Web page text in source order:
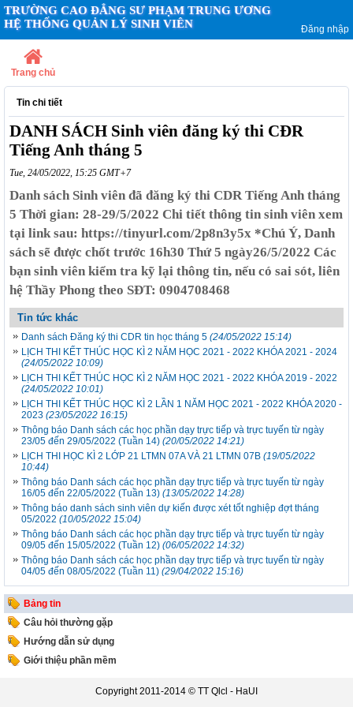
TRƯỜNG CAO ĐẲNG SƯ PHẠM TRUNG ƯƠNG
HỆ THỐNG QUẢN LÝ SINH VIÊN
Đăng nhập
Trang chủ
Tin chi tiết
DANH SÁCH Sinh viên đăng ký thi CĐR
Tiếng Anh tháng 5
Tue, 24/05/2022, 15:25 GMT+7
Danh sách Sinh viên đã đăng ký thi CDR Tiếng Anh tháng
5 Thời gian: 28-29/5/2022 Chi tiết thông tin sinh viên xem
tại link sau: https://tinyurl.com/2p8n3y5x *Chú Ý, Danh
sách sẽ được chốt trước 16h30 Thứ 5 ngày26/5/2022 Các
bạn sinh viên kiểm tra kỹ lại thông tin, nếu có sai sót, liên
hệ Thầy Phong theo SĐT: 0904708468
Tin tức khác
Danh sách Đăng ký thi CDR tin học tháng 5 (24/05/2022 15:14)
LỊCH THI KẾT THÚC HỌC KÌ 2 NĂM HỌC 2021 - 2022 KHÓA 2021 - 2024
(24/05/2022 10:09)
LỊCH THI KẾT THÚC HỌC KÌ 2 NĂM HỌC 2021 - 2022 KHÓA 2019 - 2022
(24/05/2022 10:01)
LỊCH THI KẾT THÚC HỌC KÌ 2 LẦN 1 NĂM HỌC 2021 - 2022 KHÓA 2020 -
2023 (23/05/2022 16:15)
Thông báo Danh sách các học phần dạy trực tiếp và trực tuyến từ ngày
23/05 đến 29/05/2022 (Tuần 14) (20/05/2022 14:21)
LỊCH THI HỌC KÌ 2 LỚP 21 LTMN 07A VÀ 21 LTMN 07B (19/05/2022
10:44)
Thông báo Danh sách các học phần dạy trực tiếp và trực tuyến từ ngày
16/05 đến 22/05/2022 (Tuần 13) (13/05/2022 14:28)
Thông báo danh sách sinh viên dự kiến được xét tốt nghiệp đợt tháng
05/2022 (10/05/2022 15:04)
Thông báo Danh sách các học phần dạy trực tiếp và trực tuyến từ ngày
09/05 đến 15/05/2022 (Tuần 12) (06/05/2022 14:32)
Thông báo Danh sách các học phần dạy trực tiếp và trực tuyến từ ngày
04/05 đến 08/05/2022 (Tuần 11) (29/04/2022 15:16)
Bảng tin
Câu hỏi thường gặp
Hướng dẫn sử dụng
Giới thiệu phần mềm
Copyright 2011-2014 © TT Qlcl - HaUI